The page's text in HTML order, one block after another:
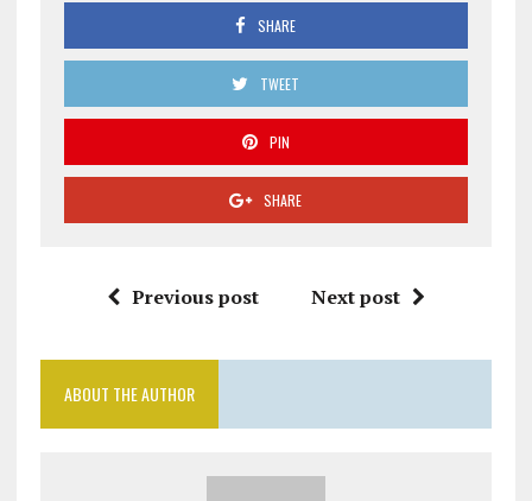
SHARE
TWEET
PIN
SHARE
Previous post Next post
ABOUT THE AUTHOR